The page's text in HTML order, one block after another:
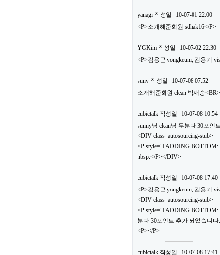
yanagi 작성일
10-07-01 22:00
<P>소개해준회원 sdhak16</P>
YGKim 작성일
10-07-02 22:30
<P>김용근 yongkeuni, 김용기
suny 작성일
10-07-08 07:52
소개해준회원 clean 박재승
cubictalk 작성일
10-07-08 10:54
sunny님 clean님 두분다 30포
<DIV class=autosourcing-stub>
<P style="PADDING-
nbsp;</P></DIV>
cubictalk 작성일
10-07-08 17:40
<P>김용근 yongkeuni, 김용기
<DIV class=autosourcing-stub>
<P style="PADDING-
분다 30포인트 추가 되었습니
<P></P>
cubictalk 작성일
10-07-08 17:41